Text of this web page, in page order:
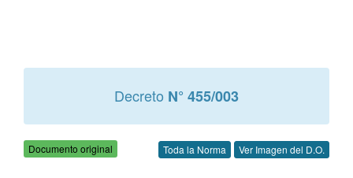
Decreto N° 455/003
Documento original Toda la Norma Ver Imagen del D.O.